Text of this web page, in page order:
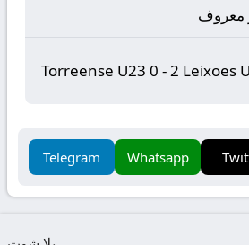
معروف
Torreense U23 0 - 2 Leixoes
Whatsapp
Telegram